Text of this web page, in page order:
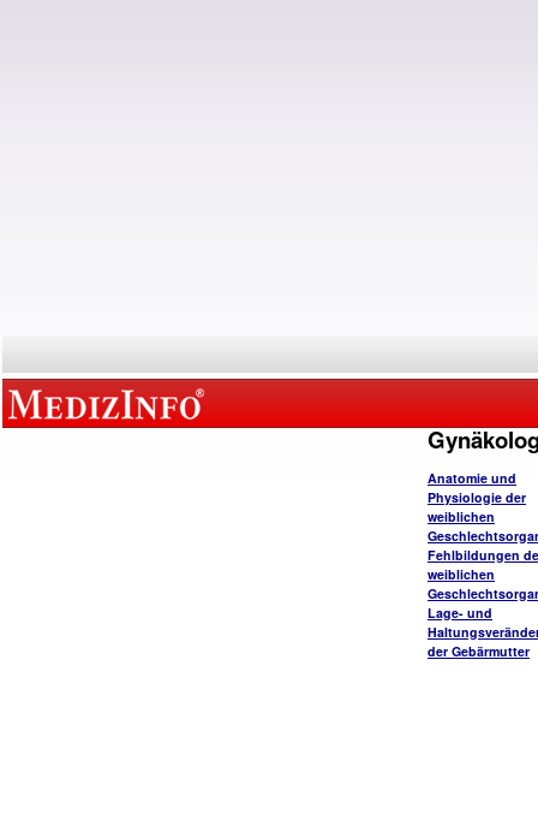
Anatomie und
Physiologie der
weiblichen
Fehlbildungen
weiblichen
Lage- und
der Gebärmutter